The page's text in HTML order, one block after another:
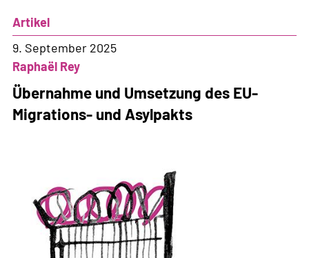
rights
Artikel
9. September 2025
Raphaël Rey
Übernahme und Umsetzung des EU-
Migrations- und Asylpakts